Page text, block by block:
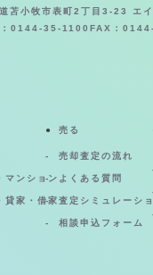
苫小牧市表町2丁目3-23 エ
0144-35-1100 FAX：
マンション
貸家・借家
売る
売却査定の流れ
よくある質問
査定シミュレーシ
相談申込フォーム